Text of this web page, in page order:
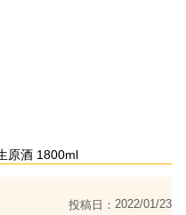
原酒 1800ml
投稿日 2022/01/23